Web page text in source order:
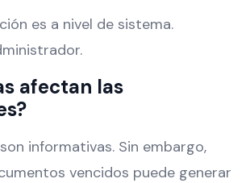
es a nivel de sistema.
afectan las
informativas. Sin embargo,
vencidos puede generar